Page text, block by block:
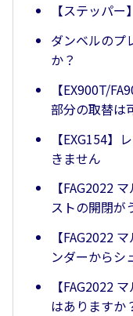
【ステッパ
ダンベルのプ
か？
【EX900T/
部分の取替は
【EXG154】
きません
【FAG2022
ストの開閉が
【FAG2022
ンダーからシ
【FAG2022
はありますか